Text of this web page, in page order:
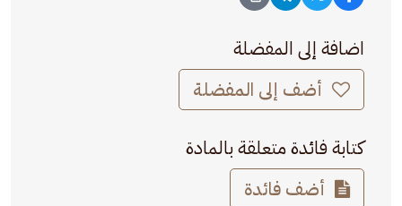
اضافة إلى المفضلة
أضف إلى المفضلة
كتابة فائدة متعلقة بالمادة
أضف فائدة